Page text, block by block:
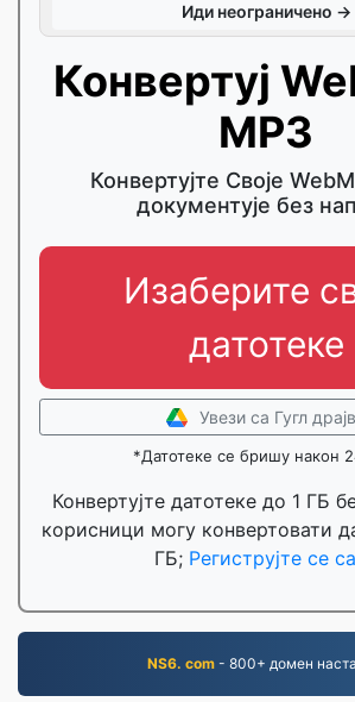
Иди неограничено →
Конвертуј
MP3
Конвертујте Своје
документује без
Изаберите
датотеке
Увези са Гугл
*Датотеке се бришу након
Конвертујте датотеке до 1 ГБ
корисници могу конвертовати
ГБ; Региструјте се
NS6. com - 800+ домен